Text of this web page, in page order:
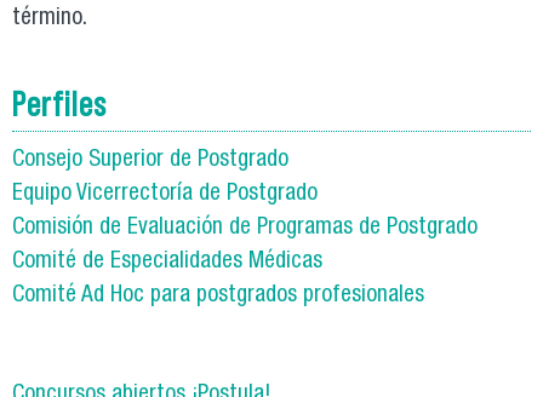
término.
Perfiles
Consejo Superior de Postgrado
Equipo Vicerrectoría de Postgrado
Comisión de Evaluación de Programas de Postgrado
Comité de Especialidades Médicas
Comité Ad Hoc para postgrados profesionales